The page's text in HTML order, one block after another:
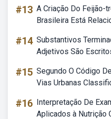
#13 A Criação Do Feijão-
Brasileira Está
#14 Substantivos
Adjetivos São
#15 Segundo O Código
Vias Urbanas
#16 Interpretação De
Aplicados à Nutrição